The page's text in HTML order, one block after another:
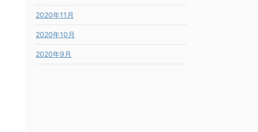
2020年11月
2020年10月
2020年9月